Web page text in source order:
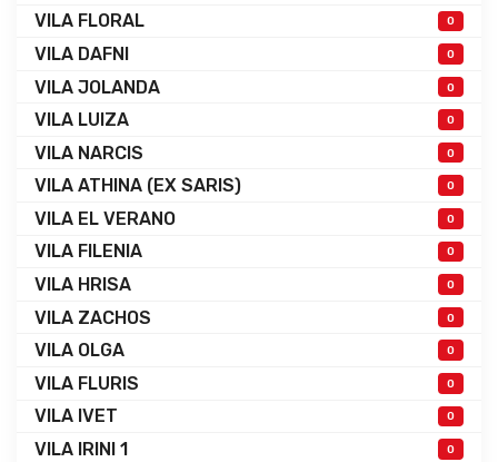
VILA FLORAL 0
VILA DAFNI 0
VILA JOLANDA 0
VILA LUIZA 0
VILA NARCIS 0
VILA ATHINA (EX SARIS) 0
VILA EL VERANO 0
VILA FILENIA 0
VILA HRISA 0
VILA ZACHOS 0
VILA OLGA 0
VILA FLURIS 0
VILA IVET 0
VILA IRINI 1 0